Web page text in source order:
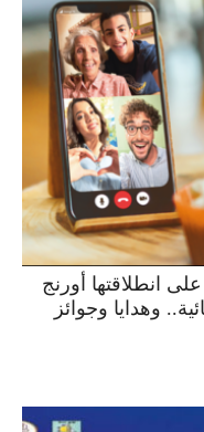
بمرور 10 سنوات على انطلاقتها أورنج
وهدايا وجوائز